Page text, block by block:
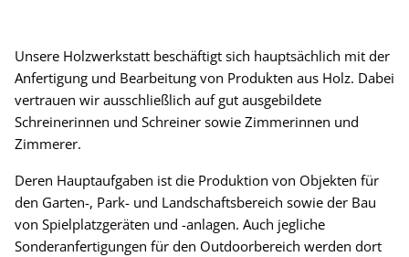
Unsere Holzwerkstatt beschäftigt sich hauptsächlich mit der
Anfertigung und Bearbeitung von Produkten aus Holz. Dabei
vertrauen wir ausschließlich auf gut ausgebildete
Schreinerinnen und Schreiner sowie Zimmerinnen und
Zimmerer.
Deren Hauptaufgaben ist die Produktion von Objekten für
den Garten-, Park- und Landschaftsbereich sowie der Bau
von Spielplatzgeräten und -anlagen. Auch jegliche
Sonderanfertigungen für den Outdoorbereich werden dort